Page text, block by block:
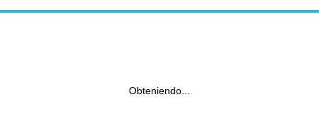
Obteniendo...